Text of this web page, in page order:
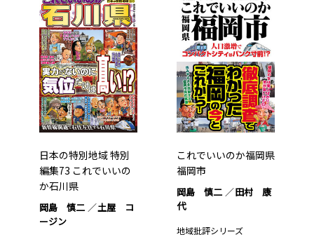
日本の特別地域 特別
編集73 これでいいの
か石川県
岡島 慎二
土屋 コ
ージン
これでいいのか福岡県
福岡市
岡島 慎二
田村 康
代
地域批評シリーズ